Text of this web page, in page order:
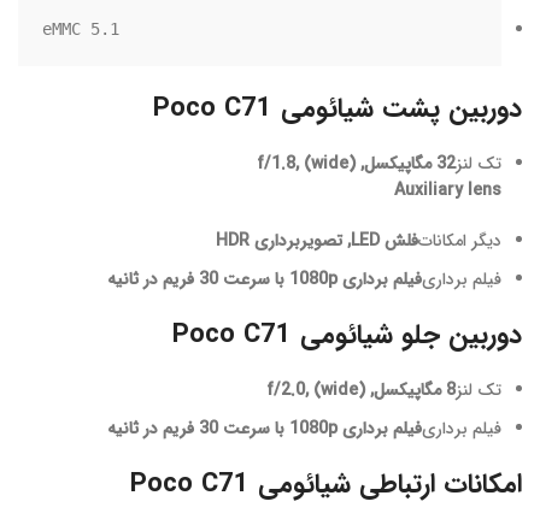
eMMC 5.1
دوربین پشت شیائومی Poco C71
تک لنز32 مگاپیکسل, f/1.8, (wide)
Auxiliary lens
دیگر امکاناتفلش LED, تصویربرداری HDR
فیلم برداریفیلم برداری 1080p با سرعت 30 فریم در ثانیه
دوربین جلو شیائومی Poco C71
تک لنز8 مگاپیکسل, f/2.0, (wide)
فیلم برداریفیلم برداری 1080p با سرعت 30 فریم در ثانیه
امکانات ارتباطی شیائومی Poco C71